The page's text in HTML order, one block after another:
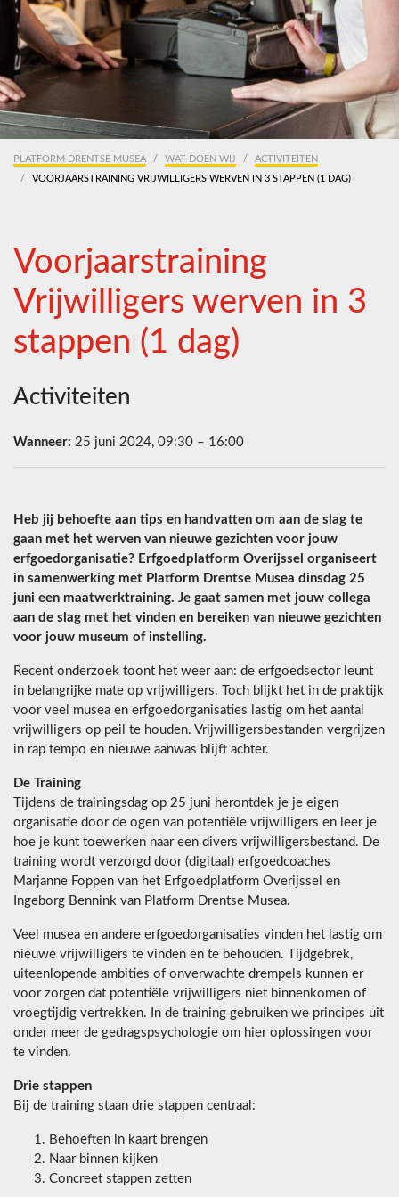
PLATFORM DRENTSE MUSEA WAT DOEN WIJ
ACTIVITEITEN
VOORJAARSTRAINING VRIJWILLIGERS WERVEN IN 3 STAPPEN (1 DAG)
Voorjaarstraining
Vrijwilligers werven in 3
stappen (1 dag)
Activiteiten
Wanneer: 25 juni 2024, 09:30 – 16:00
Heb jij behoefte aan tips en handvatten om aan de slag te
gaan met het werven van nieuwe gezichten voor jouw
erfgoedorganisatie? Erfgoedplatform Overijssel organiseert
in samenwerking met Platform Drentse Musea dinsdag 25
juni een maatwerktraining. Je gaat samen met jouw collega
aan de slag met het vinden en bereiken van nieuwe gezichten
voor jouw museum of instelling.
Recent onderzoek toont het weer aan: de erfgoedsector leunt
in belangrijke mate op vrijwilligers. Toch blijkt het in de praktijk
voor veel musea en erfgoedorganisaties lastig om het aantal
vrijwilligers op peil te houden. Vrijwilligersbestanden vergrijzen
in rap tempo en nieuwe aanwas blijft achter.
De Training
Tijdens de trainingsdag op 25 juni herontdek je je eigen
organisatie door de ogen van potentiële vrijwilligers en leer je
hoe je kunt toewerken naar een divers vrijwilligersbestand. De
training wordt verzorgd door (digitaal) erfgoedcoaches
Marjanne Foppen van het Erfgoedplatform Overijssel en
Ingeborg Bennink van Platform Drentse Musea.
Veel musea en andere erfgoedorganisaties vinden het lastig om
nieuwe vrijwilligers te vinden en te behouden. Tijdgebrek,
uiteenlopende ambities of onverwachte drempels kunnen er
voor zorgen dat potentiële vrijwilligers niet binnenkomen of
vroegtijdig vertrekken. In de training gebruiken we principes uit
onder meer de gedragspsychologie om hier oplossingen voor
te vinden.
Drie stappen
Bij de training staan drie stappen centraal:
Behoeften in kaart brengen
Naar binnen kijken
Concreet stappen zetten